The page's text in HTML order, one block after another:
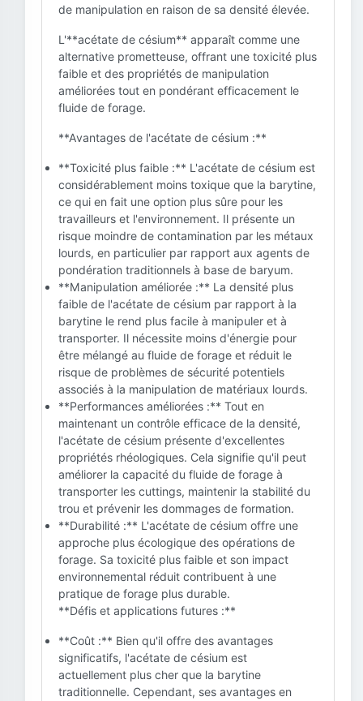
de manipulation en raison de sa densité élevée.
L'**acétate de césium** apparaît comme une
alternative prometteuse, offrant une toxicité plus
faible et des propriétés de manipulation
améliorées tout en pondérant efficacement le
fluide de forage.
**Avantages de l'acétate de césium :**
**Toxicité plus faible :** L'acétate de césium est
considérablement moins toxique que la barytine,
ce qui en fait une option plus sûre pour les
travailleurs et l'environnement. Il présente un
risque moindre de contamination par les métaux
lourds, en particulier par rapport aux agents de
pondération traditionnels à base de baryum.
**Manipulation améliorée :** La densité plus
faible de l'acétate de césium par rapport à la
barytine le rend plus facile à manipuler et à
transporter. Il nécessite moins d'énergie pour
être mélangé au fluide de forage et réduit le
risque de problèmes de sécurité potentiels
associés à la manipulation de matériaux lourds.
**Performances améliorées :** Tout en
maintenant un contrôle efficace de la densité,
l'acétate de césium présente d'excellentes
propriétés rhéologiques. Cela signifie qu'il peut
améliorer la capacité du fluide de forage à
transporter les cuttings, maintenir la stabilité du
trou et prévenir les dommages de formation.
**Durabilité :** L'acétate de césium offre une
approche plus écologique des opérations de
forage. Sa toxicité plus faible et son impact
environnemental réduit contribuent à une
pratique de forage plus durable.
**Défis et applications futures :**
**Coût :** Bien qu'il offre des avantages
significatifs, l'acétate de césium est
actuellement plus cher que la barytine
traditionnelle. Cependant, ses avantages en